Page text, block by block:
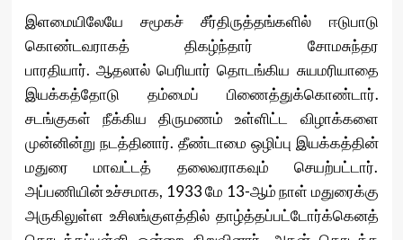
இளமையிலேயே சமூகச் சீர்திருத்தங்களில் ஈடுபாடு
கொண்டவராகத் திகழ்ந்தார் சோமசுந்தர
பாரதியார். ஆதலால் பெரியார் தொடங்கிய சுயமரியாதை
இயக்கத்தோடு தம்மைப் பிணைத்துக்கொண்டார்.
சடங்குகள் நீக்கிய திருமணம் உள்ளிட்ட விழாக்களை
முன்னின்று நடத்தினார். தீண்டாமை ஒழிப்பு இயக்கத்தின்
மதுரை மாவட்டத் தலைவராகவும் செயற்பட்டார்.
அப்பணியின் உச்சமாக, 1933 மே 13-ஆம் நாள் மதுரைக்கு
அருகிலுள்ள உசிலங்குளத்தில் தாழ்த்தப்பட்டோர்க்கெனத்